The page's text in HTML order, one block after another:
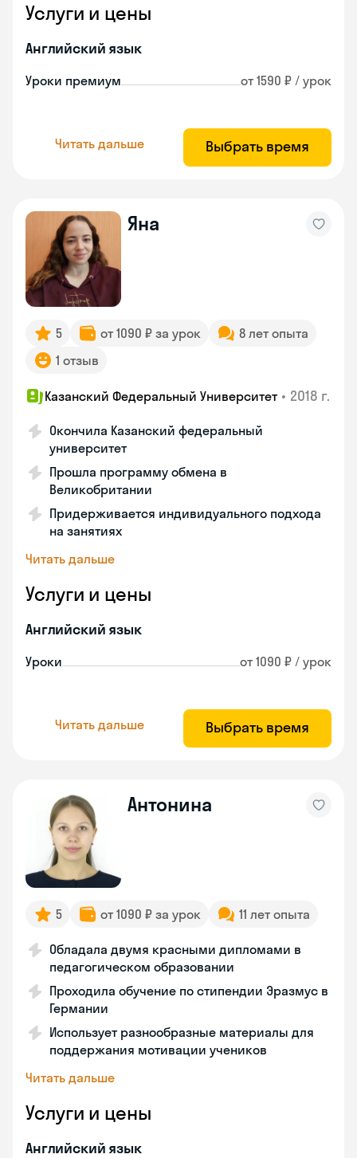
Услуги и цены
Английский язык
Уроки премиум от 1590 ₽ / урок
Читать дальше Выбрать время
Яна
5 от 1090 ₽ за урок
8 лет опыта
1 отзыв
Казанский Федеральный Университет • 2018 г.
Окончила Казанский федеральный
университет
Прошла программу обмена в
Великобритании
Придерживается индивидуального подхода
на занятиях
Читать дальше
Услуги и цены
Английский язык
Уроки от 1090 ₽ / урок
Читать дальше Выбрать время
Антонина
5 от 1090 ₽ за урок 11 лет опыта
Обладала двумя красными дипломами в
педагогическом образовании
Проходила обучение по стипендии Эразмус в
Германии
Использует разнообразные материалы для
поддержания мотивации учеников
Читать дальше
Услуги и цены
Английский язык